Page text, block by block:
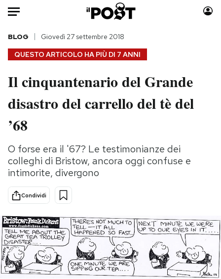
Auto
HOME
Italia
Politica
Scienza
Cultura
Sport
Moda
Consumismi
Media
Europa
PODCAST
NEWSLETTER
QUESTO ARTICOLO HA PIÙ DI 7 ANNI
BLOG Giovedì 27 settembre 2018
Il cinquantenario del Grande
disastro del carrello del tè del
’68
O forse era il '67? Le testimonianze dei
colleghi di Bristow, ancora oggi confuse e
intimorite, divergono
Condividi